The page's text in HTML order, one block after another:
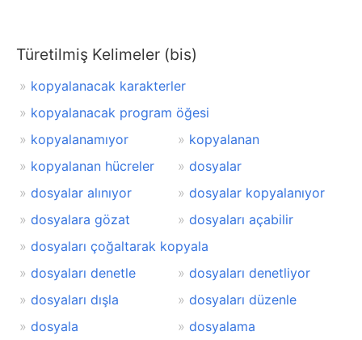
Türetilmiş Kelimeler (bis)
kopyalanacak karakterler
kopyalanacak program öğesi
kopyalanamıyor
kopyalanan
kopyalanan hücreler
dosyalar
dosyalar alınıyor
dosyalar kopyalanıyor
dosyalara gözat
dosyaları açabilir
dosyaları çoğaltarak kopyala
dosyaları denetle
dosyaları denetliyor
dosyaları dışla
dosyaları düzenle
dosyala
dosyalama